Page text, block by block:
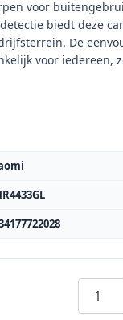
voor
biedt deze
De
voor iedereen,
Aantal